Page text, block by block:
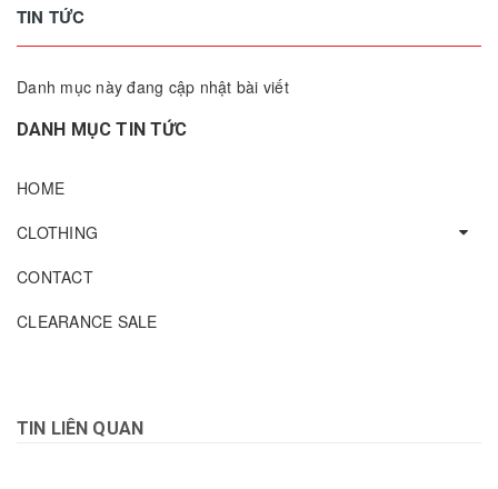
TIN TỨC
Danh mục này đang cập nhật bài viết
DANH MỤC TIN TỨC
HOME
CLOTHING
CONTACT
CLEARANCE SALE
TIN LIÊN QUAN